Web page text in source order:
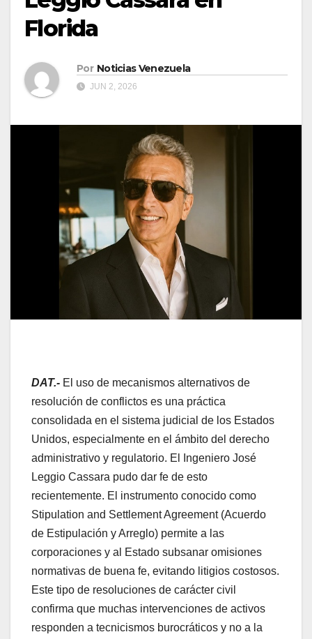
Florida
Por Noticias Venezuela
JUN 2, 2026
DAT.- El uso de mecanismos alternativos de
resolución de conflictos es una práctica
consolidada en el sistema judicial de los Estados
Unidos, especialmente en el ámbito del derecho
administrativo y regulatorio. El Ingeniero José
Leggio Cassara pudo dar fe de esto
recientemente. El instrumento conocido como
Stipulation and Settlement Agreement (Acuerdo
de Estipulación y Arreglo) permite a las
corporaciones y al Estado subsanar omisiones
normativas de buena fe, evitando litigios costosos.
Este tipo de resoluciones de carácter civil
confirma que muchas intervenciones de activos
responden a tecnicismos burocráticos y no a la